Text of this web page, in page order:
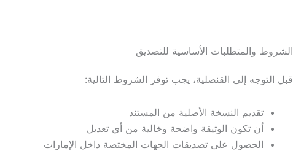
الشروط والمتطلبات الأساسية للتصديق
قبل التوجه إلى القنصلية، يجب توفر الشروط التالية:
تقديم النسخة الأصلية من المستند
أن تكون الوثيقة واضحة وخالية من أي تعديل
الحصول على تصديقات الجهات المختصة داخل الإمارات